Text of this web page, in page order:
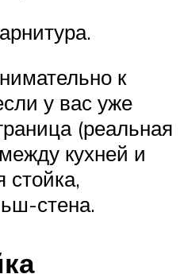
к
у вас уже
(реальная
кухней и
стойка,
стена.